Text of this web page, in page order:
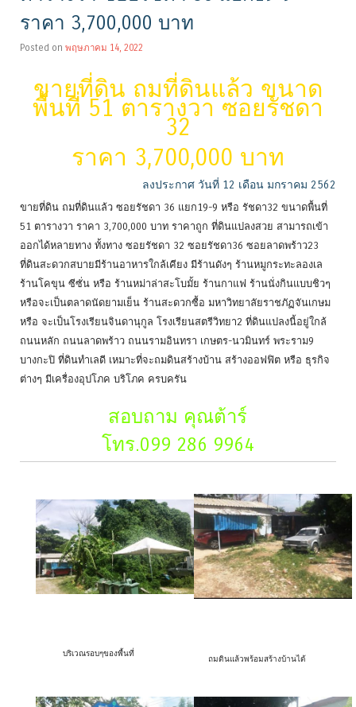
ราคา 3,700,000 บาท
Posted on พฤษภาคม 14, 2022
ขายที่ดิน ถมที่ดินแล้ว ขนาด
พื้นที่ 51 ตารางวา ซอยรัชดา
32
ราคา 3,700,000 บาท
ลงประกาศ วันที่ 12 เดือน มกราคม 2562
ขายที่ดิน ถมที่ดินแล้ว ซอยรัชดา 36 แยก19-9 หรือ รัชดา32 ขนาดพื้นที่
51 ตารางวา ราคา 3,700,000 บาท ราคาถูก ที่ดินแปลงสวย สามารถเข้า
ออกได้หลายทาง ทั้งทาง ซอยรัชดา 32 ซอยรัชดา36 ซอยลาดพร้าว23
ที่ดินสะดวกสบายมีร้านอาหารใกล้เคียง มีร้านดังๆ ร้านหมูกระทะลองเล
ร้านโคขุน ซีซั่น หรือ ร้านหม่าล่าสะโบมั้ย ร้านกาแฟ ร้านนั่งกินแบบชิวๆ
หรือจะเป็นตลาดนัดยามเย็น ร้านสะดวกซื้อ มหาวิทยาลัยราชภัฏจันเกษม
หรือ จะเป็นโรงเรียนจินดานุกูล โรงเรียนสตรีวิทยา2 ที่ดินแปลงนี้อยู่ใกล้
ถนนหลัก ถนนลาดพร้าว ถนนรามอินทรา เกษตร-นวมินทร์ พระราม9
บางกะปิ ที่ดินทำเลดี เหมาะที่จะถมดินสร้างบ้าน สร้างออฟฟิต หรือ ธุรกิจ
ต่างๆ มีเครื่องอุปโภค บริโภค ครบครัน
สอบถาม คุณต้าร์
โทร.099 286 9964
บริเวณรอบๆของพื้นที่
ถมดินแล้วพร้อมสร้างบ้านได้